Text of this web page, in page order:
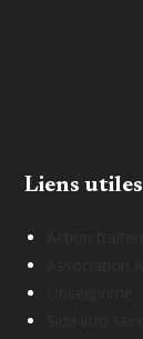
Liens utiles